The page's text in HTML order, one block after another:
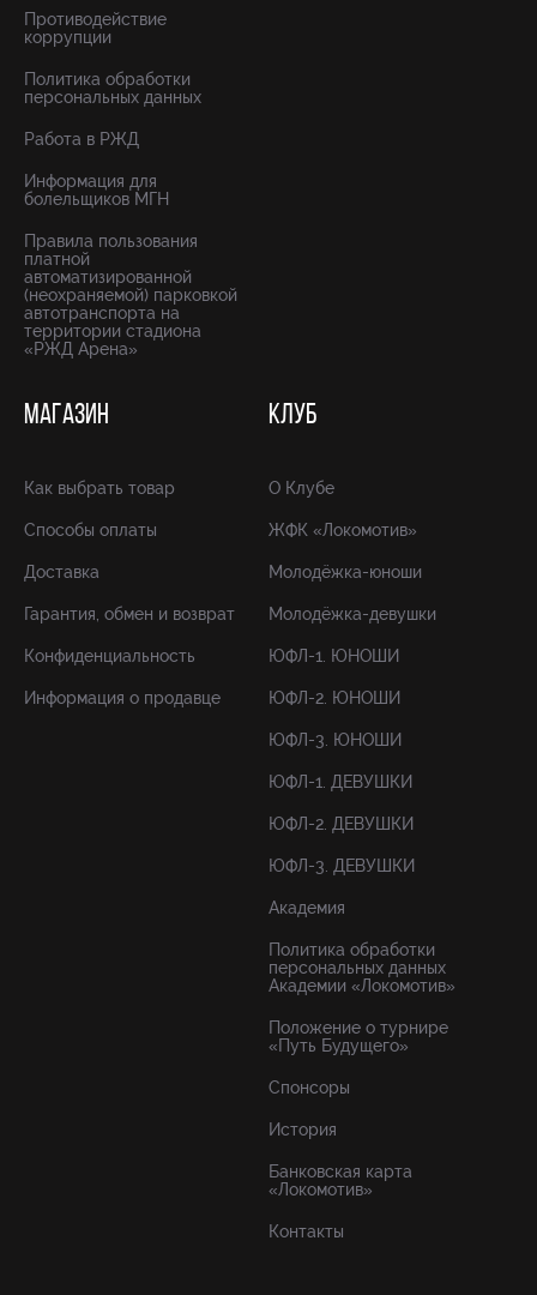
Противодействие
коррупции
Политика обработки
персональных данных
Работа в РЖД
Информация для
болельщиков МГН
Правила пользования
платной
автоматизированной
(неохраняемой) парковкой
автотранспорта на
территории стадиона
«РЖД Арена»
МАГАЗИН
Как выбрать товар
Способы оплаты
Доставка
Гарантия, обмен и возврат
Конфиденциальность
Информация о продавце
КЛУБ
О Клубе
ЖФК «Локомотив»
Молодёжка-юноши
Молодёжка-девушки
ЮФЛ-1. ЮНОШИ
ЮФЛ-2. ЮНОШИ
ЮФЛ-3. ЮНОШИ
ЮФЛ-1. ДЕВУШКИ
ЮФЛ-2. ДЕВУШКИ
ЮФЛ-3. ДЕВУШКИ
Академия
Политика обработки
персональных данных
Академии «Локомотив»
Положение о турнире
«Путь Будущего»
Спонсоры
История
Банковская карта
«Локомотив»
Контакты